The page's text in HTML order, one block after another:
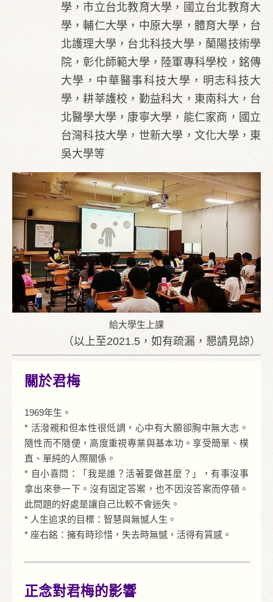
學，市立台北教育大學，國立台北教育大
學，輔仁大學，中原大學，體育大學，台
北護理大學，台北科技大學，蘭陽技術學
院，彰化師範大學，陸軍專科學校，銘傳
大學，中華醫事科技大學，明志科技大
學，耕莘護校，勤益科大，東南科大，台
北醫學大學，康寧大學，能仁家商，國立
台灣科技大學，世新大學，文化大學，東
吳大學等
給大學生上課
（以上至2021.5，如有疏漏，懇請見諒）
關於君梅
1969年生。
* 活潑親和但本性很低調，心中有大願卻胸中無大志。
隨性而不隨便，高度重視專業與基本功。享受簡單、樸
直、單純的人際關係。
* 自小喜問：「我是誰？活著要做甚麼？」，有事沒事
拿出來參一下。沒有固定答案，也不因沒答案而停頓。
此問題的好處是讓自己比較不會迷失。
* 人生追求的目標：智慧與無憾人生。
* 座右銘：擁有時珍惜，失去時無憾，活得有質感。
正念對君梅的影響